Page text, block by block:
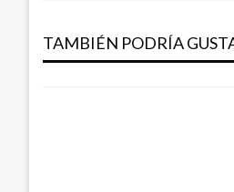
entradas
TAMBIÉN PODRÍA
diciembre en la
Ariel Cabrera lunes noviembre